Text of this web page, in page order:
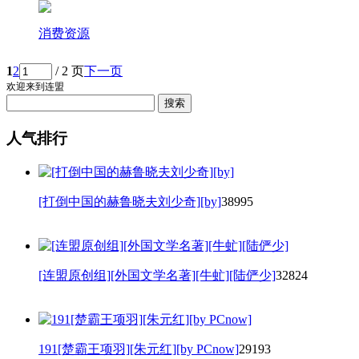
消费资源
12 / 2 页下一页
欢迎来到连盟
人气排行
[打倒中国的赫鲁晓夫刘少奇][by]38995
[连盟原创组][外国文学名著][牛虻][陆俨少]32824
191[楚霸王项羽][朱元红][by PCnow]29193